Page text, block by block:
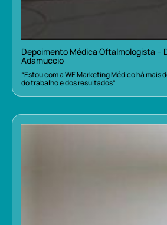
Depoimento Médica Oftalmologista –
Adamuccio
“Estou com a WE Marketing Médico há mais
do trabalho e dos resultados”